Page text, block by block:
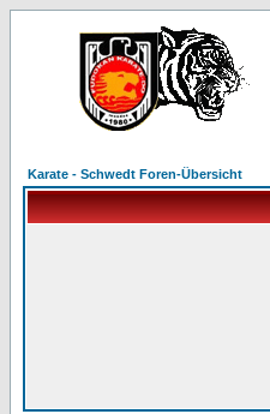
Karate - Schwedt Foren-Übersicht